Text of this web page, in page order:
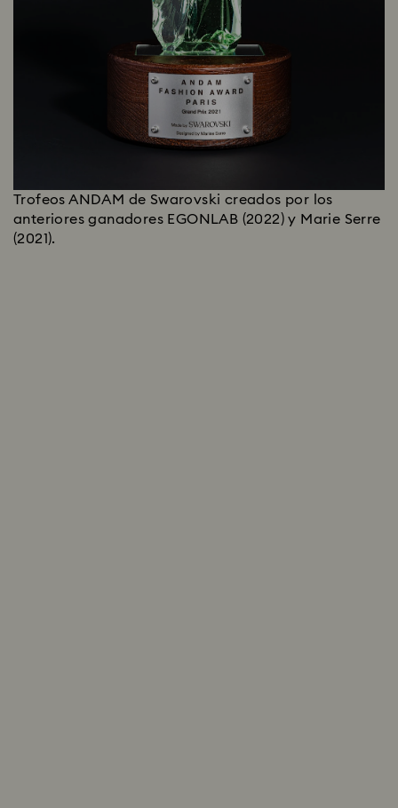
Trofeos ANDAM de Swarovski creados por los
anteriores ganadores EGONLAB (2022) y Marie Serre
(2021).